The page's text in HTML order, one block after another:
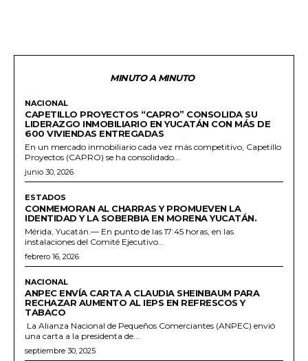
MINUTO A MINUTO
NACIONAL
CAPETILLO PROYECTOS “CAPRO” CONSOLIDA SU
LIDERAZGO INMOBILIARIO EN YUCATÁN CON MÁS DE
600 VIVIENDAS ENTREGADAS
En un mercado inmobiliario cada vez más competitivo, Capetillo
Proyectos (CAPRO) se ha consolidado...
junio 30, 2026
ESTADOS
CONMEMORAN AL CHARRAS Y PROMUEVEN LA
IDENTIDAD Y LA SOBERBIA EN MORENA YUCATÁN.
Mérida, Yucatán.— En punto de las 17:45 horas, en las
instalaciones del Comité Ejecutivo...
febrero 16, 2026
NACIONAL
ANPEC ENVÍA CARTA A CLAUDIA SHEINBAUM PARA
RECHAZAR AUMENTO AL IEPS EN REFRESCOS Y
TABACO
La Alianza Nacional de Pequeños Comerciantes (ANPEC) envió
una carta a la presidenta de...
septiembre 30, 2025